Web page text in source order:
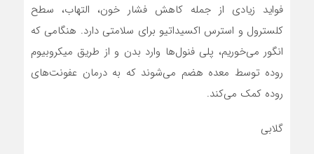
فواید زیادی از جمله کاهش فشار خون، التهاب، سطح
کلسترول و استرس اکسیداتیو برای سلامتی دارد. هنگامی که
انگور می‌خوریم، پلی فنول‌ها وارد بدن و از طریق میکروبیوم
روده توسط معده هضم می‌شوند که به درمان عفونت‌های
روده کمک می‌کند.
گلابی